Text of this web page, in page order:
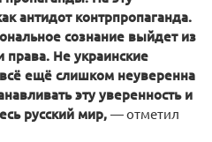
антидот контрпропаганда.
сознание выйдет из
права. Не украинские
ещё слишком неуверенна
эту уверенность и
русский мир, — отметил